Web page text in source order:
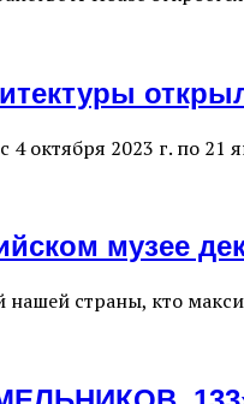
4 октября 2023 г. по
музее
нашей страны, кто